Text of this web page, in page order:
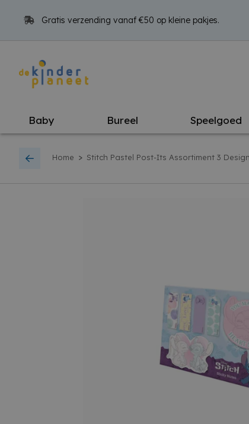
Gratis verzending vanaf €50 op kleine pakjes.
Baby Bureel Speelgoed
Home > Stitch Pastel Post-Its Assortiment 3